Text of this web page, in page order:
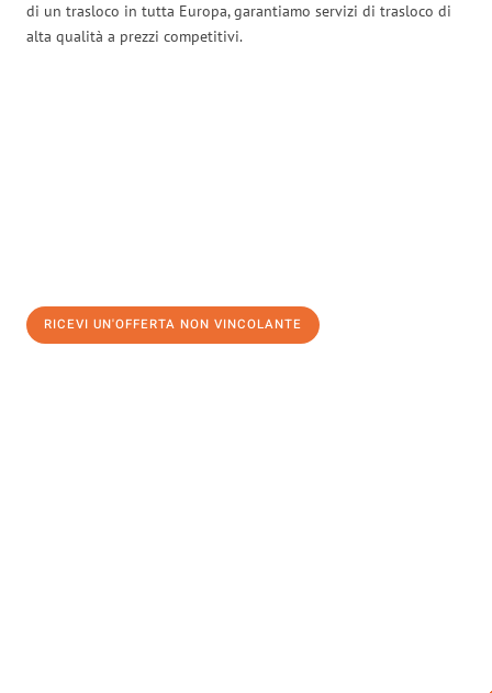
di un trasloco in tutta Europa, garantiamo servizi di trasloco di
alta qualità a prezzi competitivi.
RICEVI UN'OFFERTA NON VINCOLANTE